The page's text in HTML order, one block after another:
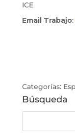
ICE
Email Trabajo:
Categorías:
Búsqueda